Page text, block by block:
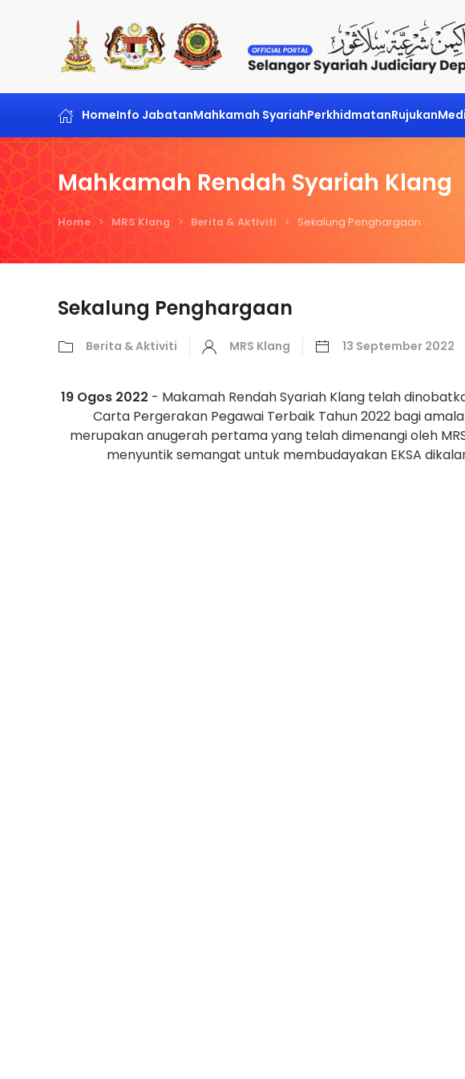
Skip to main content
HomeInfo JabatanMahkamah SyariahPerkhidmatanRujukan
Mahkamah Rendah Syariah Klang
Home MRS Klang Berita & Aktiviti Sekalung Penghargaan
Sekalung Penghargaan
Berita & Aktiviti MRS Klang 13 September 2022
19 Ogos 2022 - Makamah Rendah Syariah Klang telah
Carta Pergerakan Pegawai Terbaik Tahun 2022 bagi
merupakan anugerah pertama yang telah dimenangi oleh
menyuntik semangat untuk membudayakan EKSA